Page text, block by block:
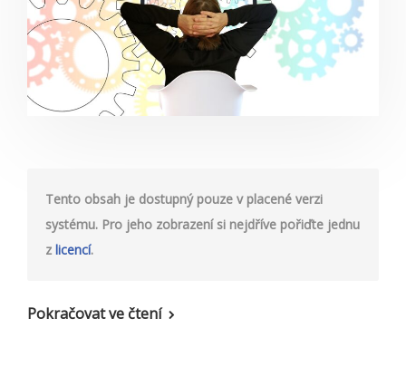
Tento obsah je dostupný pouze v placené verzi
systému. Pro jeho zobrazení si nejdříve pořiďte jednu
z licencí.
Pokračovat ve čtení